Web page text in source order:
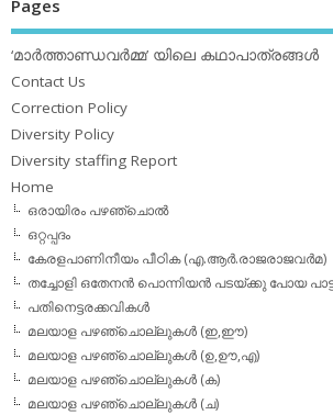
Pages
‘മാര്‍ത്താണ്ഡവര്‍മ്മ’ യിലെ കഥാപാത്രങ്ങള്‍
Contact Us
Correction Policy
Diversity Policy
Diversity staffing Report
Home
ഒരായിരം പഴഞ്ചൊല്‍
ഒറ്റപ്പദം
കേരളപാണിനീയം പീഠിക (എ.ആര്‍.രാജരാജവര്‍മ)
തച്ചോളി ഒതേനൻ പൊന്നിയൻ പടയ്‌ക്കു പോയ
പതിനെട്ടരക്കവികള്‍
മലയാള പഴഞ്ചൊല്ലുകള്‍ (ഇ,ഈ)
മലയാള പഴഞ്ചൊല്ലുകള്‍ (ഉ,ഊ,എ)
മലയാള പഴഞ്ചൊല്ലുകള്‍ (ക)
മലയാള പഴഞ്ചൊല്ലുകള്‍ (ച)